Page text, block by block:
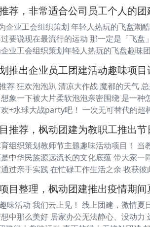
荐，非常适合公司员工个人的团
企业工会组织策划 年轻人热玩的飞盘
要说现在最流行的运动 那一定是「飞盘
业工会组织策划年轻人热玩的飞盘趣味
推出企业员工团建活动趣味项目
荐 狂欢泡泡趴 清凉大作战 魔都的天气
象一下被大片柔软泡泡亲密围绕 是一
+水球大战party吧！ 一次无可替代的超
推荐，枫动团建为教职工推出节
组织策划教师节主题趣味活动项目！
中华民族源远流长的文化底蕴 带大家
过亲手实践 在忙碌工作生活之余 收获
目整理，枫动团建推出疫情期
味活动 我们云上见！ 线上团建，激情
中那么美好 居家办公无法静心、没动